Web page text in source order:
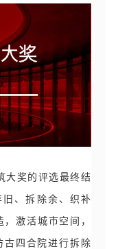
大奖的评选最终结
旧、拆除余、织补
激活城市空间，
古四合院进行拆除